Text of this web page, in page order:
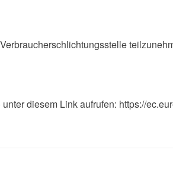
diesem Link aufrufen: https://